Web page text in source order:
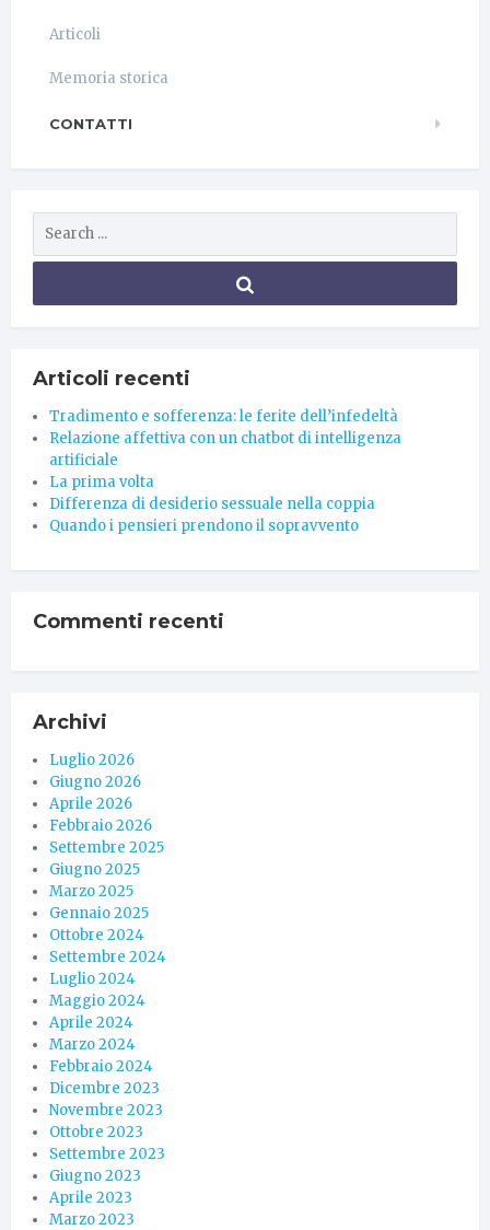
Articoli
Memoria storica
CONTATTI
Articoli recenti
Tradimento e sofferenza: le ferite dell’infedeltà
Relazione affettiva con un chatbot di intelligenza
artificiale
La prima volta
Differenza di desiderio sessuale nella coppia
Quando i pensieri prendono il sopravvento
Commenti recenti
Archivi
Luglio 2026
Giugno 2026
Aprile 2026
Febbraio 2026
Settembre 2025
Giugno 2025
Marzo 2025
Gennaio 2025
Ottobre 2024
Settembre 2024
Luglio 2024
Maggio 2024
Aprile 2024
Marzo 2024
Febbraio 2024
Dicembre 2023
Novembre 2023
Ottobre 2023
Settembre 2023
Giugno 2023
Aprile 2023
Marzo 2023